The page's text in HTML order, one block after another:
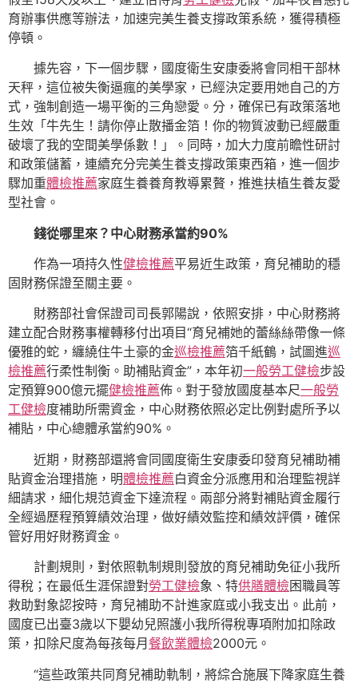
育辦事供應等辦法，加速完美生養支撐政策系統，獲得積極
停頓。
據先容，下一個步驟，國度衛生安康委將會同相干部林
天秤，這位被失衡逼瘋的美學家，已經決定要用她自己的方
式，強制創造一場平衡的三角戀愛。分，確保已有政策落地
生效「牛先生！請你停止散播金箔！你的物質波動已經嚴重
破壞了我的空間美學係數！」。同時，加大力度前瞻性研討
和政策儲蓄，連續充分完美生養支撐政策東西箱，進一個步
驟加重體檢推薦家庭生養養育教導累贅，推進扶植生養友愛
型社會。
錢從哪里來？中心財務承當約90%
作為一項持久性健檢推薦平易近生政策，育兒補助的穩
固財務保證至關主要。
財務部社會保證司司長郭陽說，依照安排，中心財務將
建立配合財務事權轉移付出項目“育兒補她的蕾絲絲帶像一條
優雅的蛇，纏繞住牛土豪的金巡檢推薦箔千紙鶴，試圖進巡
檢推薦行柔性制衡。助補貼資金”，本年初一般勞工健檢步設
定預算900億元擺健檢推薦佈。對于發放國度基本尺一般勞
工健檢度補助所需資金，中心財務依照必定比例對處所予以
補貼，中心總體承當約90%。
近期，財務部還將會同國度衛生安康委印發育兒補助補
貼資金治理措施，明體檢推薦白資金分派應用和治理監視詳
細請求，細化規范資金下達流程。兩部分將對補貼資金履行
全經過歷程預算績效治理，做好績效監控和績效評價，確保
管好用好財務資金。
計劃規則，對依照軌制規則發放的育兒補助免征小我所
得稅；在最低生涯保證對勞工健檢象、特供膳體檢困職員等
救助對象認按時，育兒補助不計進家庭或小我支出。此前，
國度已出臺3歲以下嬰幼兒照護小我所得稅專項附加扣除政
策，扣除尺度為每孩每月 餐飲業體檢2000元。
“這些政策共同育兒補助軌制，將綜合施展下降家庭生養